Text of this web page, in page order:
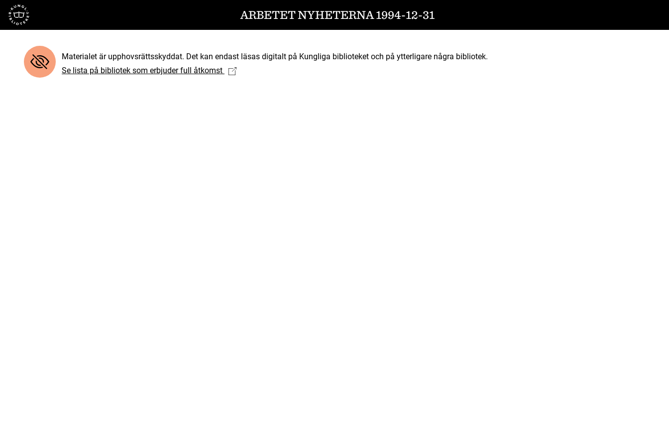
Till startsidan ARBETET NYHETERNA 1994-12-31
Materialet är upphovsrättsskyddat. Det kan endast läsas digitalt på Kungliga biblioteket och på ytterligare några bibliotek.
Se lista på bibliotek som erbjuder full åtkomst